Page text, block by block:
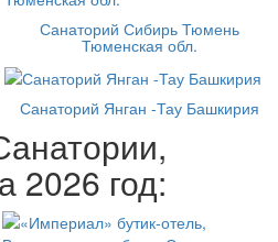
Санаторий Сибирь Тюмень
Тюменская обл.
Санаторий Янган -Тау Башкирия
2026 год: